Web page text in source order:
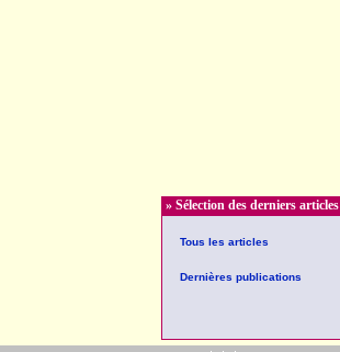
» Sélection des derniers articles
Tous les articles
Dernières publications